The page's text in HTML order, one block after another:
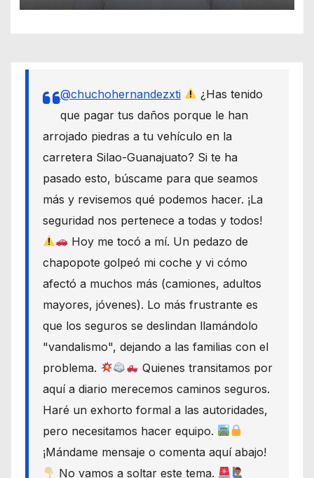
@chuchohernandezxti
¿Has tenido
que pagar tus daños porque le han
arrojado piedras a tu vehículo en la
carretera Silao-Guanajuato? Si te ha
pasado esto, búscame para que seamos
más y revisemos qué podemos hacer. ¡La
seguridad nos pertenece a todas y todos!
Hoy me tocó a mí. Un pedazo de
chapopote golpeó mi coche y vi cómo
afectó a muchos más (camiones, adultos
mayores, jóvenes). Lo más frustrante es
que los seguros se deslindan llamándolo
"vandalismo", dejando a las familias con el
problema.
Quienes transitamos por
aquí a diario merecemos caminos seguros.
Haré un exhorto formal a las autoridades,
pero necesitamos hacer equipo.
¡Mándame mensaje o comenta aquí abajo!
No vamos a soltar este tema.